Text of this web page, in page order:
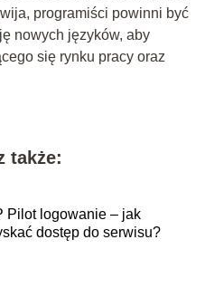
programiści powinni być
nowych języków, aby
się rynku pracy oraz
także:
Pilot logowanie – jak
dostęp do serwisu?